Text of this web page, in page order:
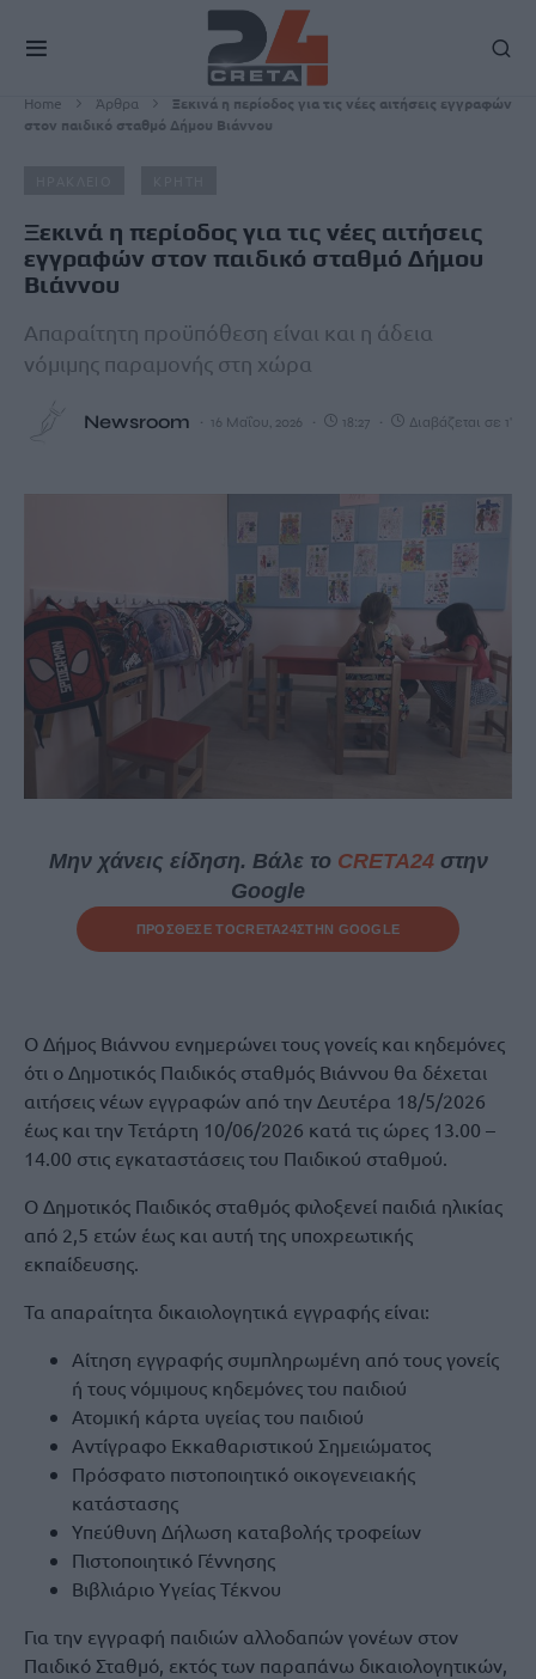
Home Άρθρα
Ξεκινά η περίοδος για τις νέες αιτήσεις εγγραφών
στον παιδικό σταθμό Δήμου Βιάννου
Ξεκινά η περίοδος για τις νέες αιτήσεις
εγγραφών στον παιδικό σταθμό Δήμου
Βιάννου
Απαραίτητη προϋπόθεση είναι και η άδεια
νόμιμης παραμονής στη χώρα
Newsroom 16 Μαΐου, 2026 18:27 Διαβάζεται σε 1'
Μην χάνεις είδηση. Βάλε το CRETA24στην
Google
ΠΡΟΣΘΕΣΕ ΤΟCRETA24ΣΤΗΝ GOOGLE
Ο Δήμος Βιάννου ενημερώνει τους γονείς και κηδεμόνες
ότι ο Δημοτικός Παιδικός σταθμός Βιάννου θα δέχεται
αιτήσεις νέων εγγραφών από την Δευτέρα 18/5/2026
έως και την Τετάρτη 10/06/2026 κατά τις ώρες 13.00 –
14.00 στις εγκαταστάσεις του Παιδικού σταθμού.
Ο Δημοτικός Παιδικός σταθμός φιλοξενεί παιδιά ηλικίας
από 2,5 ετών έως και αυτή της υποχρεωτικής
εκπαίδευσης.
Τα απαραίτητα δικαιολογητικά εγγραφής είναι:
Αίτηση εγγραφής συμπληρωμένη από τους γονείς
ή τους νόμιμους κηδεμόνες του παιδιού
Ατομική κάρτα υγείας του παιδιού
Αντίγραφο Εκκαθαριστικού Σημειώματος
Πρόσφατο πιστοποιητικό οικογενειακής
κατάστασης
Υπεύθυνη Δήλωση καταβολής τροφείων
Πιστοποιητικό Γέννησης
Βιβλιάριο Υγείας Τέκνου
Για την εγγραφή παιδιών αλλοδαπών γονέων στον
Παιδικό Σταθμό, εκτός των παραπάνω δικαιολογητικών,